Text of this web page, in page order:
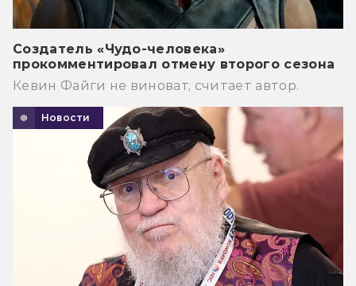
Создатель «Чудо-человека»
прокомментировал отмену второго сезона
Кевин Файги не виноват, считает автор.
Новости